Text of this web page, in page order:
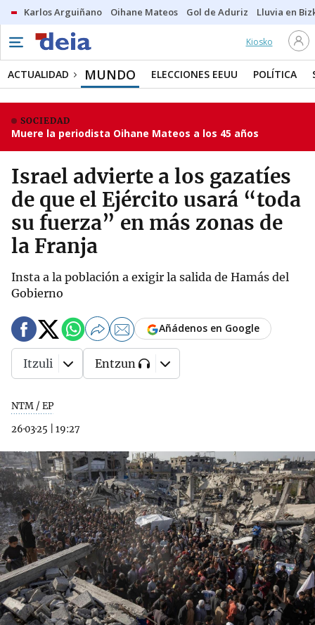
Karlos Arguiñano Oihane Mateos Gol de Aduriz Lluvia en
Kiosko
ACTUALIDAD MUNDO ELECCIONES EEUU POLÍTICA
SOCIEDAD
Muere la periodista Oihane Mateos a los 45 años
Israel advierte a los gazatíes
de que el Ejército usará “toda
su fuerza” en más zonas de
la Franja
Insta a la población a exigir la salida de Hamás del
Gobierno
NTM / EP
26·03·25
19:27
Añádenos en Google
Itzuli Entzun